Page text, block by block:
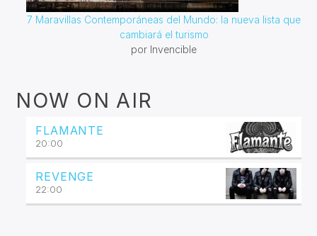
7 Maravillas Contemporáneas del Mundo: la nueva lista que
cambiará el turismo
por Invencible
NOW ON AIR
FLAMANTE
20:00
REVENGE
22:00